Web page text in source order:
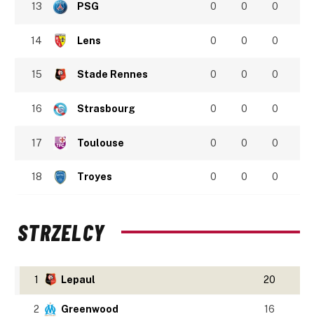
13 PSG 0 0 0
14 Lens 0 0 0
15 Stade Rennes 0 0 0
16 Strasbourg 0 0 0
17 Toulouse 0 0 0
18 Troyes 0 0 0
STRZELCY
1 Lepaul 20
2 Greenwood 16